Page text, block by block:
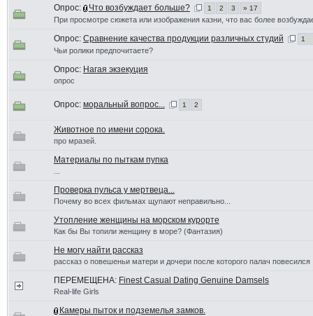
Опрос: Что возбуждает больше? 1 2 3 » 17
При просмотре сюжета или изображения казни, что вас более
Опрос: Сравнение качества продукции различных студий 1
Чьи ролики предпочитаете?
Опрос: Нагая экзекуция
опрос
Опрос: моральный вопрос... 1 2
Животное по имени сорока.
про мразей.
Материалы по пыткам пупка
Проверка пульса у мертвеца...
Почему во всех фильмах щупают неправильно...
Утопление женщины на морском курорте
Как бы Вы топили женщину в море? (Фантазия)
Не могу найти рассказ
рассказ о повешеньи матери и дочери после которого палач повесился
ПЕРЕМЕЩЕНА: Finest Сasual Dating Genuine Damsels
Real-life Girls
Камеры пыток и подземелья замков.